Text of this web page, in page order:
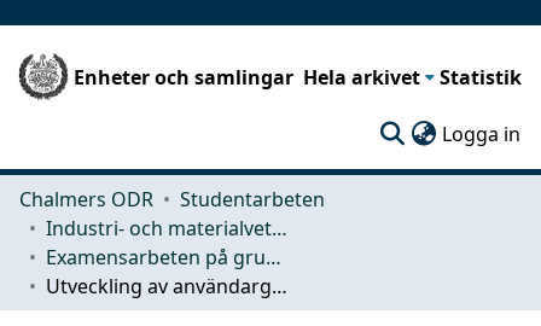
Enheter och samlingar Hela arkivet Statistik
Logga in
Chalmers ODR
Studentarbeten
Industri- och materialvetenskap (IMS)
Examensarbeten på grundnivå
Utveckling av användargränssnitt och ergonomi åt arbetsbänken C-flow